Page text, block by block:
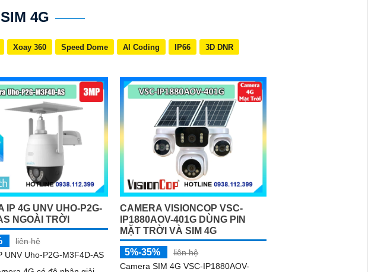
4G
Xoay 360 Speed Dome AI Coding IP66 3D DNR
IP 4G UNV UHO-P2G-
NGOÀI TRỜI
liên hệ
UNV Uho-P2G-M3F4D-AS
CAMERA VISIONCOP VSC-
IP1880AOV-401G DÙNG PIN
MẶT TRỜI VÀ SIM 4G
5%-35%
liên hệ
Camera SIM 4G VSC-IP1880AOV-